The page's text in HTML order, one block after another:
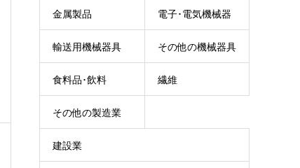
金属製品 電子･電気機械器
具
輸送用機械器具 その他の機械器具
食料品･飲料 繊維
その他の製造業
建設業